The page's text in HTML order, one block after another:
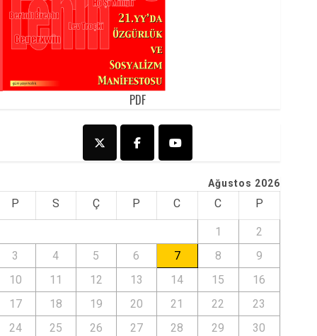
PDF
Ağustos 2026
P S Ç P C C P
1
2
3
4 5 6 7 8
9
10
11 12 13 14 15
16
17
18 19 20 21 22
23
24
25 26 27 28 29
30